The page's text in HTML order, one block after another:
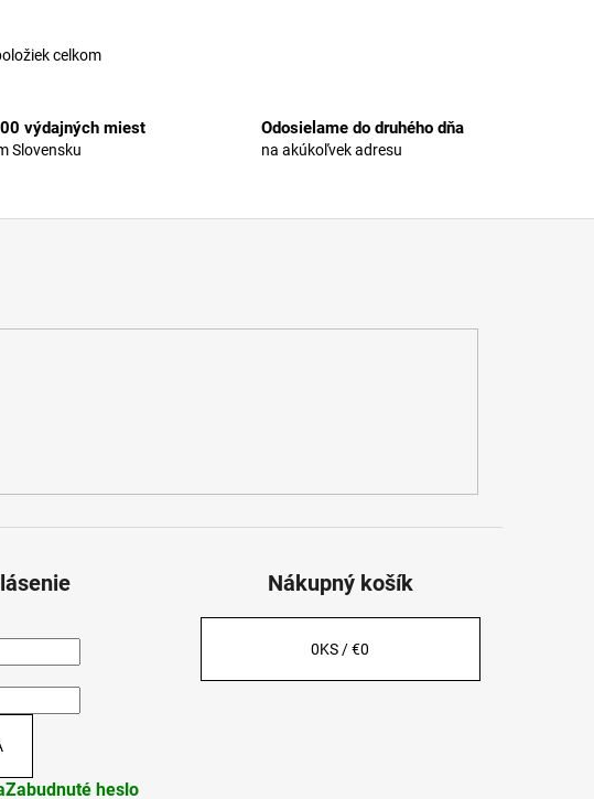
O
á
d
v
s
u
celkom
výdajných miest
Slovensku
Odosielame do druhého dňa
na akúkoľvek adresu
Zabudnuté heslo
Nákupný košík
0KS /€0